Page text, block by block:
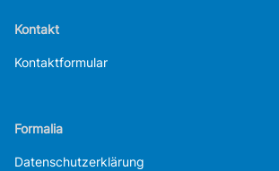
Kontakt
Kontaktformular
Formalia
Datenschutzerklärung